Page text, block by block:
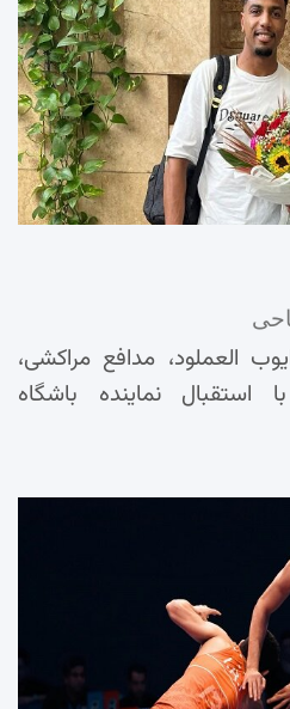
العملود، مدافع مراکشی،
نماینده باشگاه